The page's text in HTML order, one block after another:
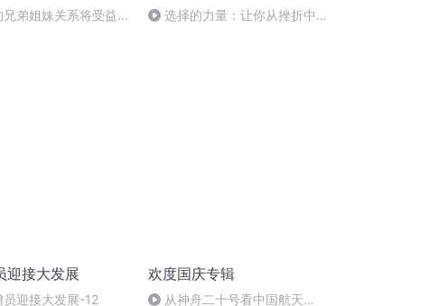
弟姐妹关系将受益终
选择的力量：让你从挫折中重
迎接大发展
员迎接大发展-12
欢度国庆专辑
从神舟二十号看中国航天